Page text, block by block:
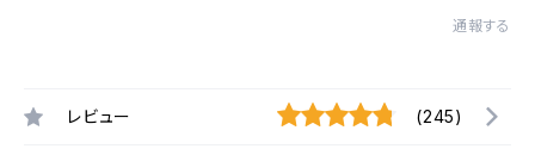
通報する
レビュー (245)